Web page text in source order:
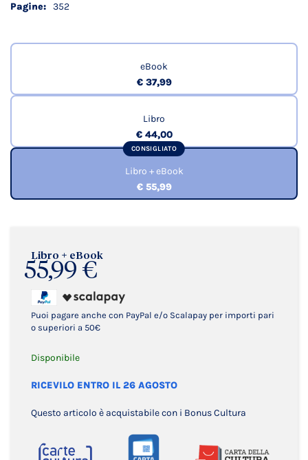
Libro + eBook
55,99 €
Puoi pagare anche con PayPal e/o Scalapay per importi pari
o superiori a 50€
Disponibile
RICEVILO ENTRO IL 26 AGOSTO
Questo articolo è acquistabile con i Bonus Cultura
352
eBook
€ 37,99
Libro
€ 44,00
CONSIGLIATO
Libro + eBook
€ 55,99